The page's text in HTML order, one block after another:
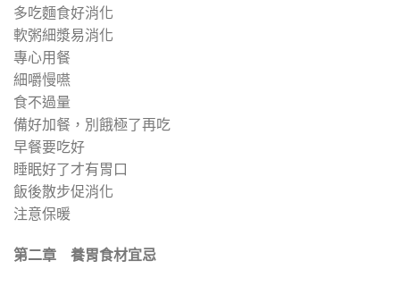
多吃麵食好消化
軟粥細漿易消化
專心用餐
細嚼慢嚥
食不過量
備好加餐，別餓極了再吃
早餐要吃好
睡眠好了才有胃口
飯後散步促消化
注意保暖
第二章 養胃食材宜忌